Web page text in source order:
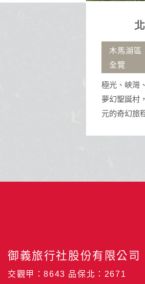
古宇利大
沖繩擁有
址，是體驗
渡假天堂。
御義旅行社股份有限公司
交觀甲：8643 品保北：2671